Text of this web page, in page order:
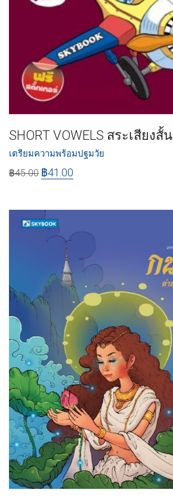
SHORT VOWELS สระเสียงสั้น
เตรียมความพร้อมปฐมวัย
฿45.00 ฿41.00